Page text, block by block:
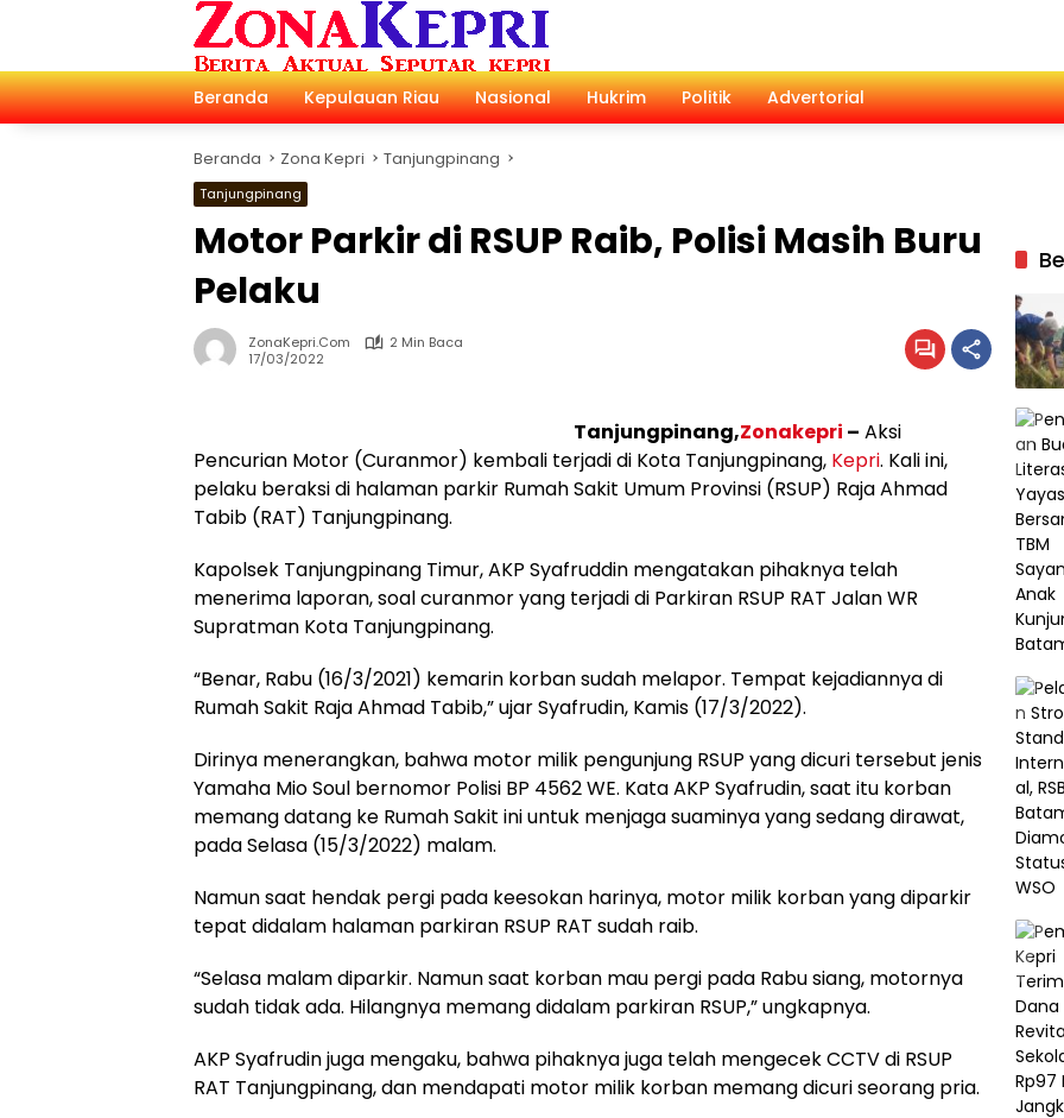
Beranda
Kepulauan Riau Nasional Hukrim Politik Advertorial
Beranda Zona Kepri Tanjungpinang
Tanjungpinang
Motor Parkir di RSUP Raib, Polisi Masih Buru
Pelaku
ZonaKepri.com
2 Min Baca
17/03/2022
Tanjungpinang,Zonakepri – Aksi
Pencurian Motor (Curanmor) kembali terjadi di Kota Tanjungpinang, Kepri. Kali ini,
pelaku beraksi di halaman parkir Rumah Sakit Umum Provinsi (RSUP) Raja Ahmad
Tabib (RAT) Tanjungpinang.
Kapolsek Tanjungpinang Timur, AKP Syafruddin mengatakan pihaknya telah
menerima laporan, soal curanmor yang terjadi di Parkiran RSUP RAT Jalan WR
Supratman Kota Tanjungpinang.
“Benar, Rabu (16/3/2021) kemarin korban sudah melapor. Tempat kejadiannya di
Rumah Sakit Raja Ahmad Tabib,” ujar Syafrudin, Kamis (17/3/2022).
Dirinya menerangkan, bahwa motor milik pengunjung RSUP yang dicuri tersebut jenis
Yamaha Mio Soul bernomor Polisi BP 4562 WE. Kata AKP Syafrudin, saat itu korban
memang datang ke Rumah Sakit ini untuk menjaga suaminya yang sedang dirawat,
pada Selasa (15/3/2022) malam.
Namun saat hendak pergi pada keesokan harinya, motor milik korban yang diparkir
tepat didalam halaman parkiran RSUP RAT sudah raib.
“Selasa malam diparkir. Namun saat korban mau pergi pada Rabu siang, motornya
sudah tidak ada. Hilangnya memang didalam parkiran RSUP,” ungkapnya.
AKP Syafrudin juga mengaku, bahwa pihaknya juga telah mengecek CCTV di RSUP
RAT Tanjungpinang, dan mendapati motor milik korban memang dicuri seorang pria.